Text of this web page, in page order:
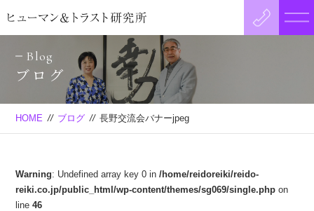
Blog
ブログ
HOME // ブログ // 長野交流会バナーjpeg
Warning: Undefined array key 0 in/home/reidoreiki/reido-
reiki.co.jp/public_html/wp-content/themes/sg069/single.php on
line46